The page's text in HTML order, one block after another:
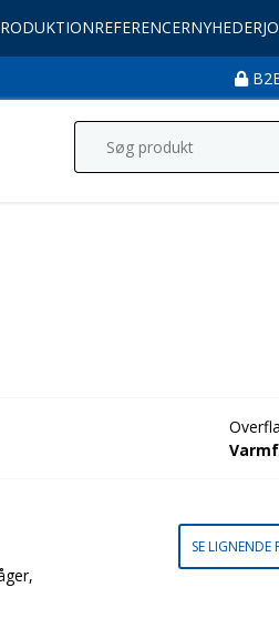
REFERENCERNYHEDER
SE LIGNENDE